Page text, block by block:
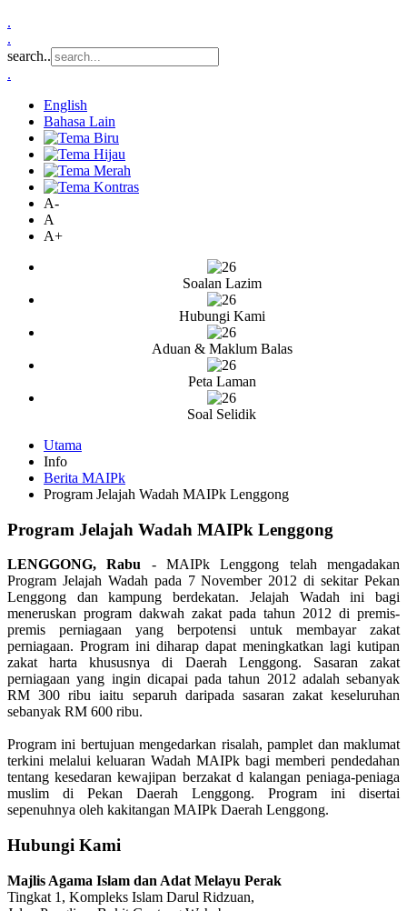
.
.
search..
.
English
Bahasa Lain
A-
A
A+
Soalan Lazim
Hubungi Kami
Aduan & Maklum Balas
Peta Laman
Soal Selidik
Utama
Info
Berita MAIPk
Program Jelajah Wadah MAIPk Lenggong
Program Jelajah Wadah MAIPk Lenggong
LENGGONG, Rabu - MAIPk Lenggong telah mengadakan
Program Jelajah Wadah pada 7 November 2012 di sekitar Pekan
Lenggong dan kampung berdekatan. Jelajah Wadah ini bagi
meneruskan program dakwah zakat pada tahun 2012 di premis-
premis perniagaan yang berpotensi untuk membayar zakat
perniagaan. Program ini diharap dapat meningkatkan lagi kutipan
zakat harta khususnya di Daerah Lenggong. Sasaran zakat
perniagaan yang ingin dicapai pada tahun 2012 adalah sebanyak
RM 300 ribu iaitu separuh daripada sasaran zakat keseluruhan
sebanyak RM 600 ribu.
Program ini bertujuan mengedarkan risalah, pamplet dan maklumat
terkini melalui keluaran Wadah MAIPk bagi memberi pendedahan
tentang kesedaran kewajipan berzakat d kalangan peniaga-peniaga
muslim di Pekan Daerah Lenggong. Program ini disertai
sepenuhnya oleh kakitangan MAIPk Daerah Lenggong.
Hubungi Kami
Majlis Agama Islam dan Adat Melayu Perak
Tingkat 1, Kompleks Islam Darul Ridzuan,